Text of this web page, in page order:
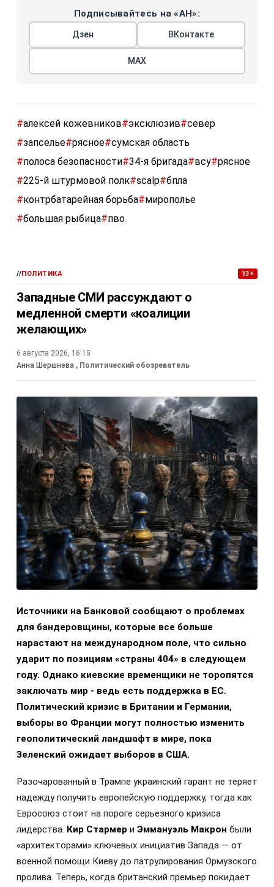
Подписывайтесь на «АН»:
Дзен ВКонтакте
МАХ
#алексей кожевников#эксклюзив#север
#запселье#рясное#сумская область
#полоса безопасности#34-я бригада#всу#рясное
#225-й штурмовой полк#scalp#бпла
#контрбатарейная борьба#мирополье
#большая рыбица#пво
//ПОЛИТИКА 13+
Западные СМИ рассуждают о
медленной смерти «коалиции
желающих»
6 августа 2026, 16:15
Анна Шершнева , Политический обозреватель
Источники на Банковой сообщают о проблемах
для бандеровщины, которые все больше
нарастают на международном поле, что сильно
ударит по позициям «страны 404» в следующем
году. Однако киевские временщики не торопятся
заключать мир - ведь есть поддержка в ЕС.
Политический кризис в Британии и Германии,
выборы во Франции могут полностью изменить
геополитический ландшафт в мире, пока
Зеленский ожидает выборов в США.
Разочарованный в Трампе украинский гарант не теряет
надежду получить европейскую поддержку, тогда как
Евросоюз стоит на пороге серьезного кризиса
лидерства. Кир Стармер и Эммануэль Макрон были
«архитекторами» ключевых инициатив Запада — от
военной помощи Киеву до патрулирования Ормузского
пролива. Теперь, когда британский премьер покидает